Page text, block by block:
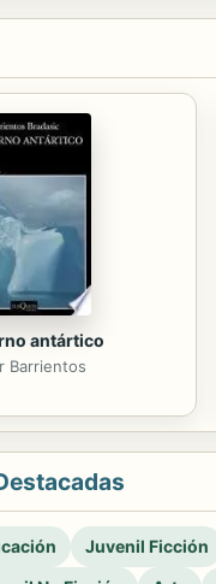
antártico
Barrientos
Juvenil Ficción